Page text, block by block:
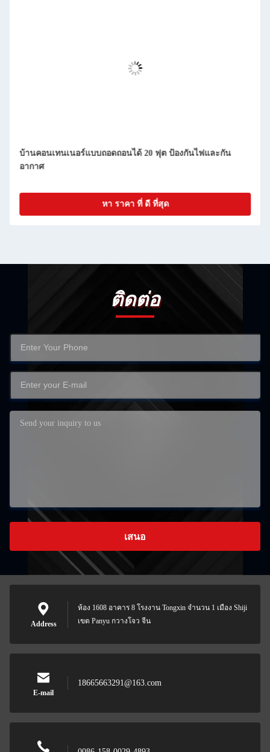
บ้านคอนเทนเนอร์ Prefab compact ถอนได้ ทําความสะอาดง่าย
และกันฝุ่น
หา ราคา ที่ ดี ที่สุด
ติดต่อ
เสนอ
Address
ห้อง 1608 อาคาร 8 โรงงาน Tongxin จํานวน 1 เมือง Shiji
เขต Panyu กวางโจว จีน
E-mail
18665663291@163.com